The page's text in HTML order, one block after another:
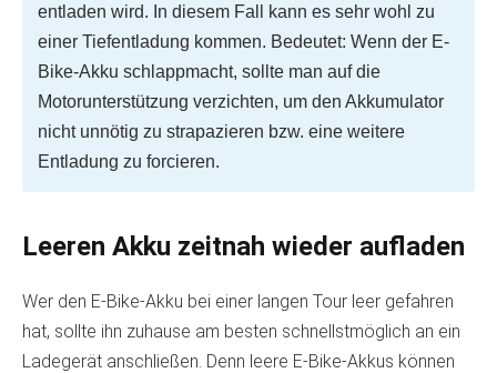
entladen wird. In diesem Fall kann es sehr wohl zu
einer Tiefentladung kommen. Bedeutet: Wenn der E-
Bike-Akku schlappmacht, sollte man auf die
Motorunterstützung verzichten, um den Akkumulator
nicht unnötig zu strapazieren bzw. eine weitere
Entladung zu forcieren.
Leeren Akku zeitnah wieder aufladen
Wer den E-Bike-Akku bei einer langen Tour leer gefahren
hat, sollte ihn zuhause am besten schnellstmöglich an ein
Ladegerät anschließen. Denn leere E-Bike-Akkus können